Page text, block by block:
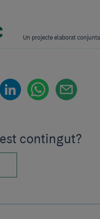
Un projecte elaborat
contingut?